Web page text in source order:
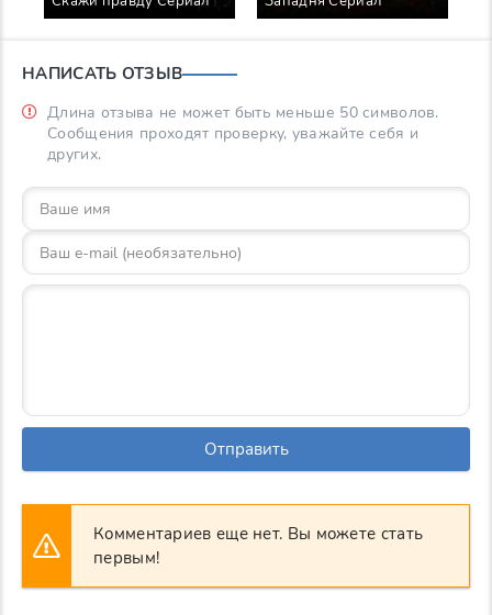
НАПИСАТЬ ОТЗЫВ
Длина отзыва не может быть меньше 50 символов.
Сообщения проходят проверку, уважайте себя и
других.
Отправить
Комментариев еще нет. Вы можете стать
первым!